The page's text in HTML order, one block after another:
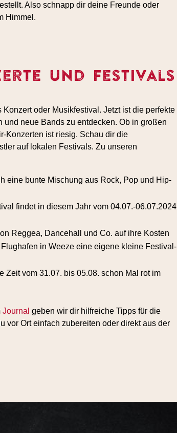
Also schnapp dir deine Freunde oder
Himmel.
und Festivals
oder Musikfestival. Jetzt ist die perfekte
neue Bands zu entdecken. Ob in großen
Konzerten ist riesig. Schau dir die
auf lokalen Festivals. Zu unseren
eine bunte Mischung aus Rock, Pop und Hip-
findet in diesem Jahr vom 04.07.-06.07.2024
Reggea, Dancehall und Co. auf ihre Kosten
in Weeze eine eigene kleine Festival-
Zeit vom 31.07. bis 05.08. schon Mal rot im
Journal geben wir dir hilfreiche Tipps für die
vor Ort einfach zubereiten oder direkt aus der